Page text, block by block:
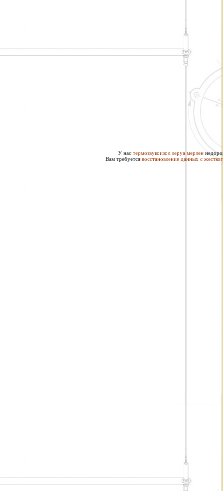
У нас термозвукоизол леруа мерлен
Вам требуется восстановление данных с